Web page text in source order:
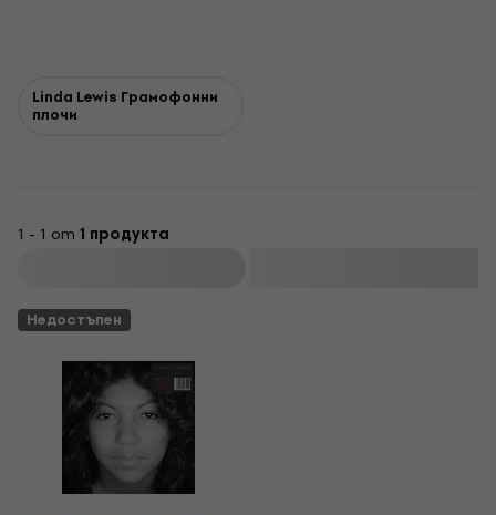
Linda Lewis Грамофонни
плочи
1 - 1 от 1 продукта
Недостъпен